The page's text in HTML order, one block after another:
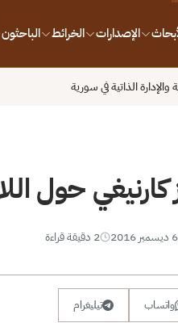
الإصدارات الخرائط الباحثون
الذاتية في سورية
حول
6 ديسمبر 2016 2 دقيقة قراءة
واتساب تيليغرام